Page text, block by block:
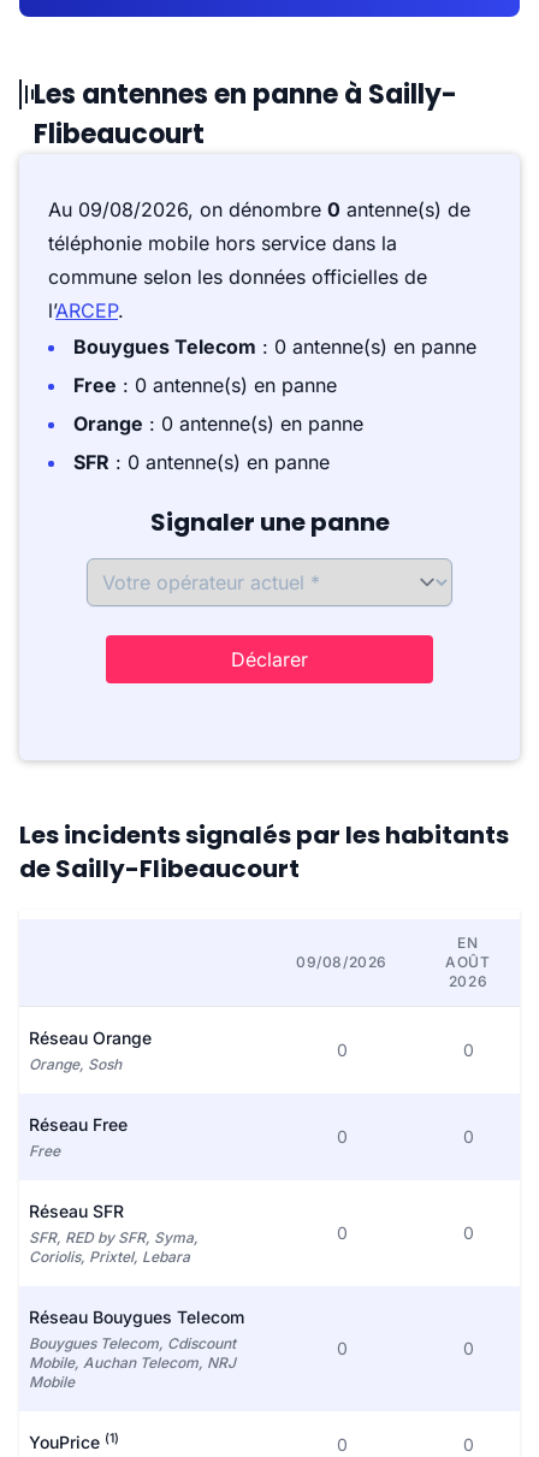
Les antennes en panne à Sailly-
Flibeaucourt
Au 09/08/2026, on dénombre 0 antenne(s) de
téléphonie mobile hors service dans la
commune selon les données officielles de
l’ARCEP.
Bouygues Telecom : 0 antenne(s) en panne
Free : 0 antenne(s) en panne
Orange : 0 antenne(s) en panne
SFR : 0 antenne(s) en panne
Signaler une panne
Déclarer
Les incidents signalés par les habitants
de Sailly-Flibeaucourt
09/08/2026
EN
AOÛT
2026
Réseau Orange
Orange, Sosh
0 0
Réseau Free
Free
0 0
Réseau SFR
SFR, RED by SFR, Syma,
Coriolis, Prixtel, Lebara
0 0
Réseau Bouygues Telecom
Bouygues Telecom, Cdiscount
Mobile, Auchan Telecom, NRJ
Mobile
0 0
YouPrice (1) 0 0